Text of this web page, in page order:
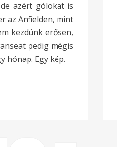
azért gólokat is
az Anfielden, mint
kezdünk erősen,
pedig mégis
hónap. Egy kép.